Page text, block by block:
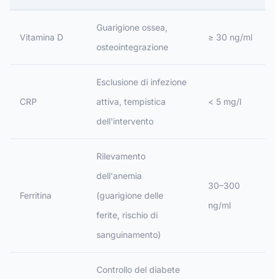
Vitamina D
Guarigione ossea,
osteointegrazione
≥ 30 ng/ml
CRP
Esclusione di infezione
attiva, tempistica
dell'intervento
< 5 mg/l
Ferritina
Rilevamento
dell'anemia
(guarigione delle
ferite, rischio di
sanguinamento)
30–300
ng/ml
Controllo del diabete